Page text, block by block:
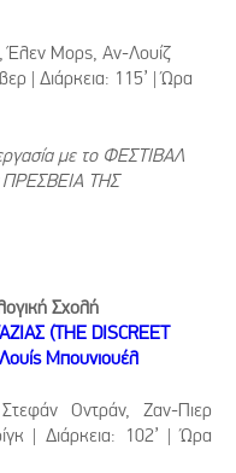
Έλεν Μορς, Αν-Λουίζ
| Διάρκεια: 115’ | Ώρα
με το ΦΕΣΤΙΒΑΛ
ΠΡΕΣΒΕΙΑ ΤΗΣ
Σχολή
(THE DISCREET
Μπουνιουέλ
Οντράν, Ζαν-Πιερ
| Διάρκεια: 102’ | Ώρα